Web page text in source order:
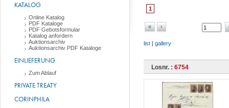
KATALOG
Online Katalog
PDF Kataloge
PDF Gebotsformular
Katalog anfordern
Auktionsarchiv
Auktionsarchiv PDF Kataloge
EINLIEFERUNG
Zum Ablauf
PRIVATE TREATY
CORINPHILA
1
« ‹
list | gallery
Losnr. : 6754